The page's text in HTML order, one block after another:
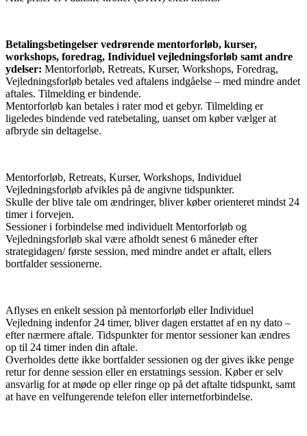
Betalingsbetingelser vedrørende mentorforløb, kurser,
workshops, foredrag, Individuel vejledningsforløb samt andre
ydelser: Mentorforløb, Retreats, Kurser, Workshops, Foredrag,
Vejledningsforløb betales ved aftalens indgåelse – med mindre andet
aftales. Tilmelding er bindende.
Mentorforløb kan betales i rater mod et gebyr. Tilmelding er
ligeledes bindende ved ratebetaling, uanset om køber vælger at
afbryde sin deltagelse.
Mentorforløb, Retreats, Kurser, Workshops, Individuel
Vejledningsforløb afvikles på de angivne tidspunkter.
Skulle der blive tale om ændringer, bliver køber orienteret mindst 24
timer i forvejen.
Sessioner i forbindelse med individuelt Mentorforløb og
Vejledningsforløb skal være afholdt senest 6 måneder efter
strategidagen/ første session, med mindre andet er aftalt, ellers
bortfalder sessionerne.
Aflyses en enkelt session på mentorforløb eller Individuel
Vejledning indenfor 24 timer, bliver dagen erstattet af en ny dato –
efter nærmere aftale. Tidspunkter for mentor sessioner kan ændres
op til 24 timer inden din aftale.
Overholdes dette ikke bortfalder sessionen og der gives ikke penge
retur for denne session eller en erstatnings session. Køber er selv
ansvarlig for at møde op eller ringe op på det aftalte tidspunkt, samt
at have en velfungerende telefon eller internetforbindelse.